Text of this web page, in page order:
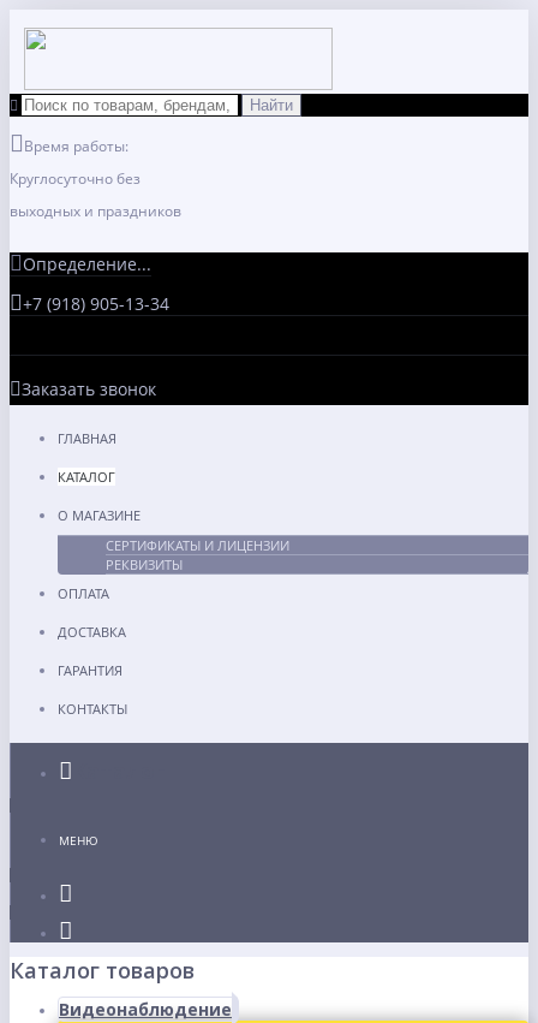
Время работы:
Круглосуточно без
выходных и праздников
Определение...
+7 (918) 905-13-34
Заказать звонок
ГЛАВНАЯ
КАТАЛОГ
О МАГАЗИНЕ
СЕРТИФИКАТЫ И ЛИЦЕНЗИИ
РЕКВИЗИТЫ
ОПЛАТА
ДОСТАВКА
ГАРАНТИЯ
КОНТАКТЫ
МЕНЮ
Каталог товаров
Видеонаблюдение